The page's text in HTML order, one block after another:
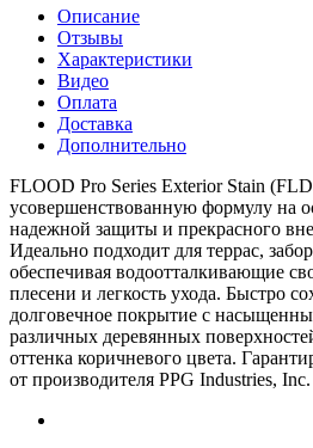
Описание
Отзывы
Характеристики
Видео
Оплата
Доставка
Дополнительно
FLOOD Pro Series Exterior Stain
усовершенствованную формулу на
надежной защиты и прекрасного
Идеально подходит для террас,
обеспечивая водоотталкивающие
плесени и легкость ухода. Быстро
долговечное покрытие с
различных деревянных
оттенка коричневого цвета.
от производителя PPG Industries, Inc.